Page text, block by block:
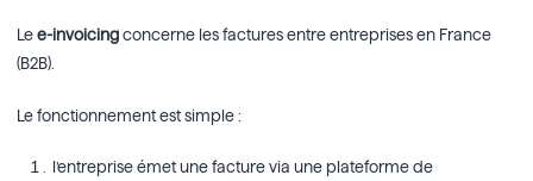
Le e-invoicingconcerne les factures entre entreprises en France
(B2B).
Le fonctionnement est simple :
l’entreprise émet une facture via une plateforme de